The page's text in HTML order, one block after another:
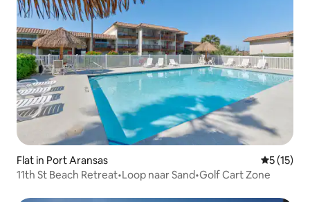
Flat in Port Aransas
5 (15)
11th St Beach Retreat•Loop naar Sand•Golf Cart Zone